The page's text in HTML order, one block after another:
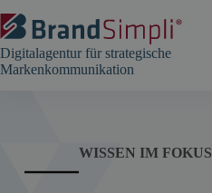
Inhalt
springen
Digitalagentur für strategische
Markenkommunikation
WISSEN IM FOKUS